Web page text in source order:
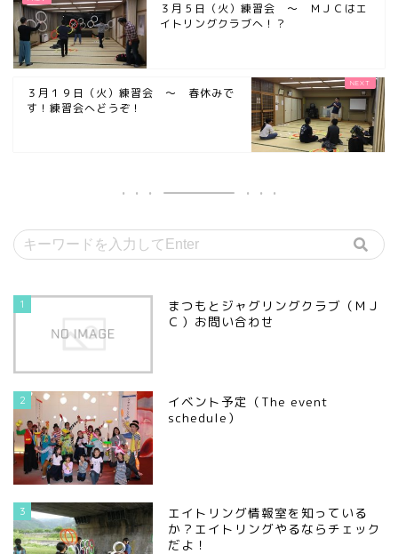
３月５日（火）練習会 ～ ＭＪＣはエ
イトリングクラブへ！？
３月１９日（火）練習会 ～ 春休みで
す！練習会へどうぞ！
1
まつもとジャグリングクラブ（ＭＪ
Ｃ）お問い合わせ
2
イベント予定（The event
schedule）
3
エイトリング情報室を知っている
か？エイトリングやるならチェック
だよ！